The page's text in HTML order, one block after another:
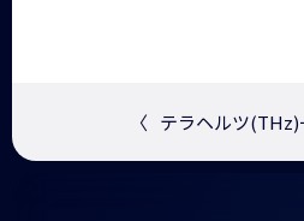
〈 テラヘルツ(THz)